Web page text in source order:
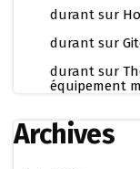
durant sur
durant sur
durant sur
équipement
Archives